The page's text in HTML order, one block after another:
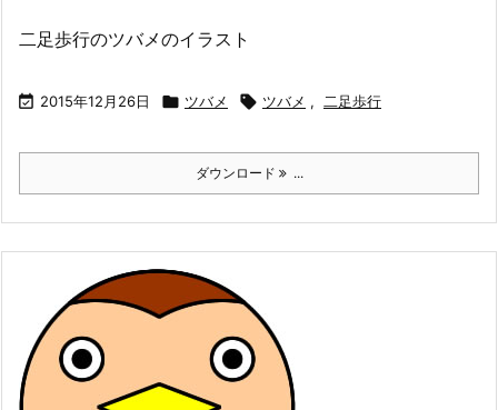
二足歩行のツバメのイラスト
 2015年12月26日  ツバメ  ツバメ , 二足歩行
ダウンロード ...